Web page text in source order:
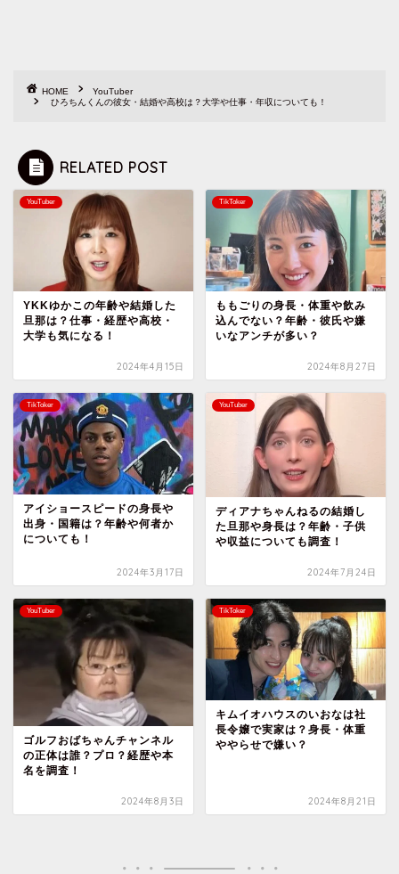
HOME
YouTuber
ひろちんくんの彼女・結婚や高校は？大学や仕事・年収についても！
RELATED POST
YouTuber
YKKゆかこの年齢や結婚した
旦那は？仕事・経歴や高校・
大学も気になる！
2024年4月15日
TikToker
ももごりの身長・体重や飲み
込んでない？年齢・彼氏や嫌
いなアンチが多い？
2024年8月27日
TikToker
アイショースピードの身長や
出身・国籍は？年齢や何者か
についても！
2024年3月17日
YouTuber
ディアナちゃんねるの結婚し
た旦那や身長は？年齢・子供
や収益についても調査！
2024年7月24日
YouTuber
ゴルフおばちゃんチャンネル
の正体は誰？プロ？経歴や本
名を調査！
2024年8月3日
TikToker
キムイオハウスのいおなは社
長令嬢で実家は？身長・体重
ややらせで嫌い？
2024年8月21日